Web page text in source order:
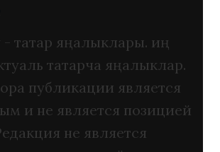
татар яңалыклары. иң
татарча яңалыклар.
публикации является
и не является позицией
не является